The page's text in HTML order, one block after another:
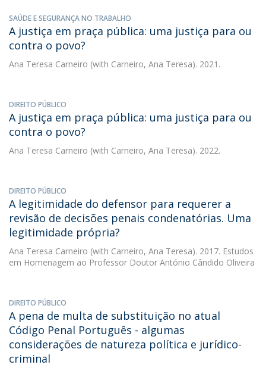
SAÚDE E SEGURANÇA NO TRABALHO
A justiça em praça pública: uma justiça para ou
contra o povo?
Ana Teresa Carneiro (with Carneiro, Ana Teresa). 2021.
DIREITO PÚBLICO
A justiça em praça pública: uma justiça para ou
contra o povo?
Ana Teresa Carneiro (with Carneiro, Ana Teresa). 2022.
DIREITO PÚBLICO
A legitimidade do defensor para requerer a
revisão de decisões penais condenatórias. Uma
legitimidade própria?
Ana Teresa Carneiro (with Carneiro, Ana Teresa). 2017. Estudos
em Homenagem ao Professor Doutor António Cândido Oliveira
DIREITO PÚBLICO
A pena de multa de substituição no atual
Código Penal Português - algumas
considerações de natureza política e jurídico-
criminal